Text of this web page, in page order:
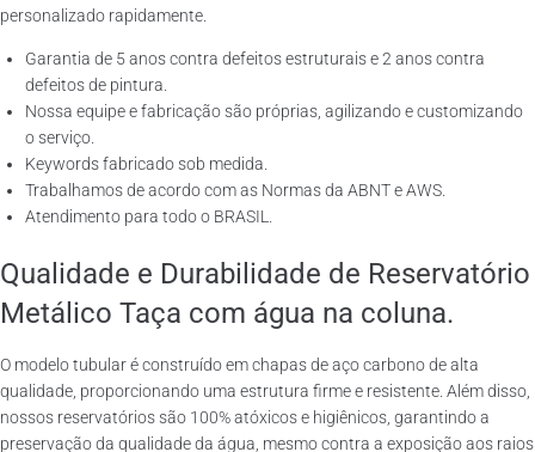
personalizado rapidamente.
Garantia de 5 anos contra defeitos estruturais e 2 anos contra
defeitos de pintura.
Nossa equipe e fabricação são próprias, agilizando e customizando
o serviço.
Keywords fabricado sob medida.
Trabalhamos de acordo com as Normas da ABNT e AWS.
Atendimento para todo o BRASIL.
Qualidade e Durabilidade de Reservatório
Metálico Taça com água na coluna.
O modelo tubular é construído em chapas de aço carbono de alta
qualidade, proporcionando uma estrutura firme e resistente. Além disso,
nossos reservatórios são 100% atóxicos e higiênicos, garantindo a
preservação da qualidade da água, mesmo contra a exposição aos raios